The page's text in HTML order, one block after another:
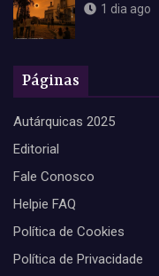
1 dia ago
Páginas
Autárquicas 2025
Editorial
Fale Conosco
Helpie FAQ
Política de Cookies
Política de Privacidade